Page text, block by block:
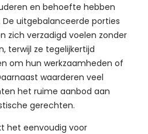
en behoefte hebben
uitgebalanceerde porties
zich verzadigd voelen zonder
terwijl ze tegelijkertijd
om hun werkzaamheden of
waarderen veel
het ruime aanbod aan
gerechten.
het eenvoudig voor